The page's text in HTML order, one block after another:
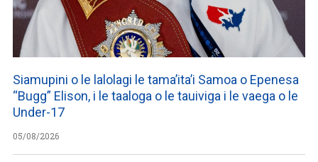
Siamupini o le lalolagi le tama’ita’i Samoa o Epenesa
“Bugg” Elison, i le taaloga o le tauiviga i le vaega o le
Under-17
05/08/2026